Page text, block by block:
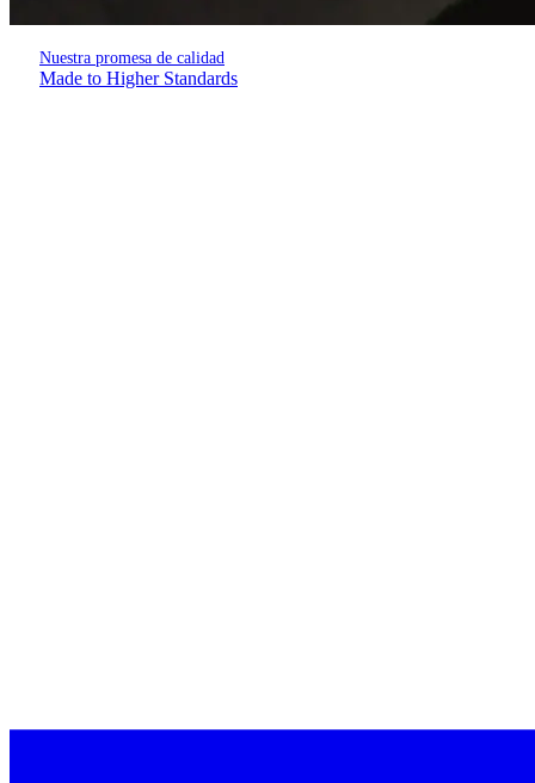
Nuestra promesa de calidad
Made to Higher Standards